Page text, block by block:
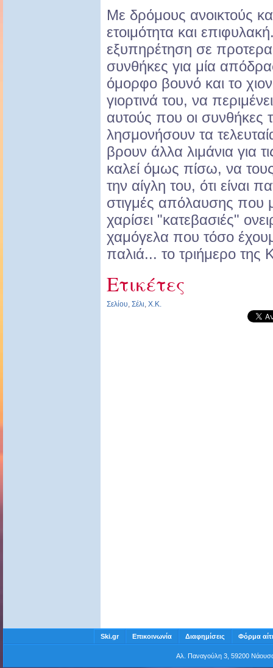
Με δρόμους ανοικτούς
ετοιμότητα και
εξυπηρέτηση σε
συνθήκες για μία
όμορφο βουνό και το
γιορτινά του, να
αυτούς που οι συνθήκες
λησμονήσουν τα
βρουν άλλα λιμάνια για
καλεί όμως πίσω, να τους
την αίγλη του, ότι είναι
στιγμές απόλαυσης που
χαρίσει "κατεβασιές"
χαμόγελα που τόσο
παλιά... το τριήμερο
Ετικέτες
Σελίου, Σέλι, Χ.Κ.
Ski.gr Επικοινωνία Διαφημίσεις Φόρμα
Αλ. Παναγούλη 3, 59200